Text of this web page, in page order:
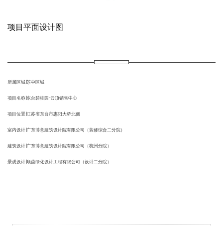
项目平面设计图
所属区域∣苏中区域
项目名称∣东台碧桂园·云顶销售中心
项目位置∣江苏省东台市惠阳大桥北侧
室内设计∣广东博意建筑设计院有限公司（装修综合二分院）
建筑设计∣广东博意建筑设计院有限公司（杭州分院）
景观设计∣顺茵绿化设计工程有限公司（设计二分院）